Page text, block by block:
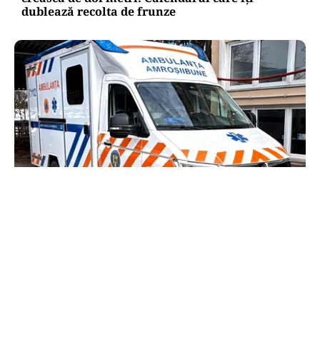
dublează recolta de frunze